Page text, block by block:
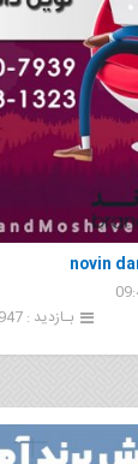
بـازدید : 947